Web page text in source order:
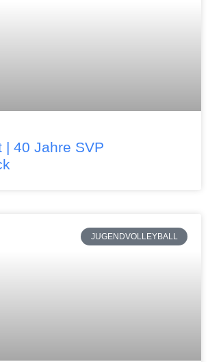
| 40 Jahre SVP
JUGENDVOLLEYBALL